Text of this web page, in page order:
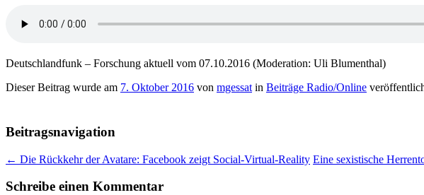
Deutschlandfunk – Forschung aktuell vom 07.10.2016 (Moderation: Uli Blumenthal)
Dieser Beitrag wurde am 7. Oktober 2016 von mgessat in Beiträge Radio/Online
Beitragsnavigation
← Die Rückkehr der Avatare: Facebook zeigt Social-Virtual-Reality Eine sexistische
Schreibe einen Kommentar